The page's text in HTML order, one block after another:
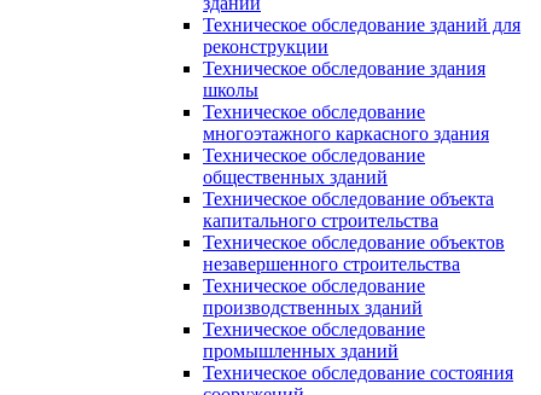
Техническое обследование зданий для
реконструкции
Техническое обследование здания
школы
Техническое обследование
многоэтажного каркасного здания
Техническое обследование
общественных зданий
Техническое обследование объекта
капитального строительства
Техническое обследование объектов
незавершенного строительства
Техническое обследование
производственных зданий
Техническое обследование
промышленных зданий
Техническое обследование состояния